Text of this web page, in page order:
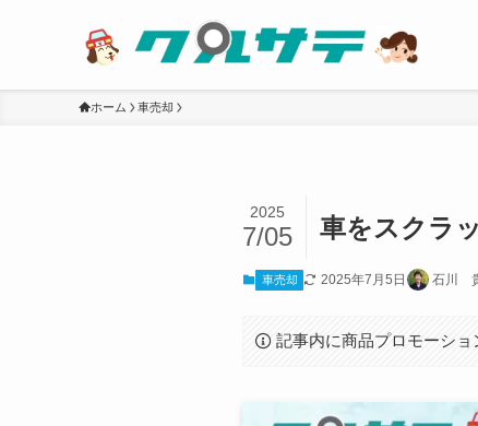
ホーム 車売却
車をスクラ
2025
7/05
車売却 2025年7月5日 石川
記事内に商品プロモーショ